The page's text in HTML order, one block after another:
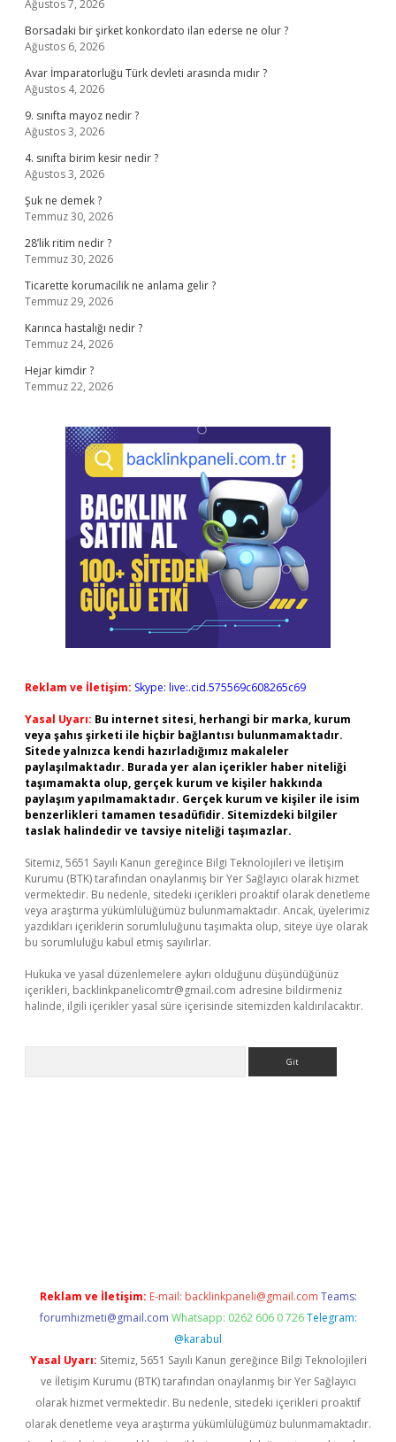
Ağustos 7, 2026
Borsadaki bir şirket konkordato ilan ederse ne olur ?
Ağustos 6, 2026
Avar İmparatorluğu Türk devleti arasında mıdır ?
Ağustos 4, 2026
9. sınıfta mayoz nedir ?
Ağustos 3, 2026
4. sınıfta birim kesir nedir ?
Ağustos 3, 2026
Şuk ne demek ?
Temmuz 30, 2026
28’lik ritim nedir ?
Temmuz 30, 2026
Ticarette korumacilik ne anlama gelir ?
Temmuz 29, 2026
Karınca hastalığı nedir ?
Temmuz 24, 2026
Hejar kimdir ?
Temmuz 22, 2026
Reklam ve İletişim: Skype: live:.cid.575569c608265c69
Yasal Uyarı: Bu internet sitesi, herhangi bir marka, kurum
veya şahıs şirketi ile hiçbir bağlantısı bulunmamaktadır.
Sitede yalnızca kendi hazırladığımız makaleler
paylaşılmaktadır. Burada yer alan içerikler haber niteliği
taşımamakta olup, gerçek kurum ve kişiler hakkında
paylaşım yapılmamaktadır. Gerçek kurum ve kişiler ile isim
benzerlikleri tamamen tesadüfidir. Sitemizdeki bilgiler
taslak halindedir ve tavsiye niteliği taşımazlar.
Sitemiz, 5651 Sayılı Kanun gereğince Bilgi Teknolojileri ve İletişim
Kurumu (BTK) tarafından onaylanmış bir Yer Sağlayıcı olarak hizmet
vermektedir. Bu nedenle, sitedeki içerikleri proaktif olarak denetleme
veya araştırma yükümlülüğümüz bulunmamaktadır. Ancak, üyelerimiz
yazdıkları içeriklerin sorumluluğunu taşımakta olup, siteye üye olarak
bu sorumluluğu kabul etmiş sayılırlar.
Hukuka ve yasal düzenlemelere aykırı olduğunu düşündüğünüz
içerikleri, backlinkpanelicomtr@gmail.com adresine bildirmeniz
halinde, ilgili içerikler yasal süre içerisinde sitemizden kaldırılacaktır.
Reklam ve İletişim: E-mail: backlinkpaneli@gmail.com Teams:
forumhizmeti@gmail.com Whatsapp: 0262 606 0 726 Telegram:
@karabul
Yasal Uyarı: Sitemiz, 5651 Sayılı Kanun gereğince Bilgi Teknolojileri
ve İletişim Kurumu (BTK) tarafından onaylanmış bir Yer Sağlayıcı
olarak hizmet vermektedir. Bu nedenle, sitedeki içerikleri proaktif
olarak denetleme veya araştırma yükümlülüğümüz bulunmamaktadır.